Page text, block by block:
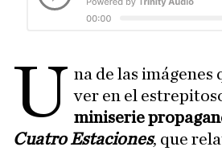
U na de las imágenes
ver en el
miniserie
Cuatro Estaciones, que